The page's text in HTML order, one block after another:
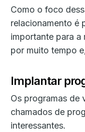
Como o foco
relacionamento é
importante para a
por muito tempo
Implantar
Os programas de
chamados de
interessantes.